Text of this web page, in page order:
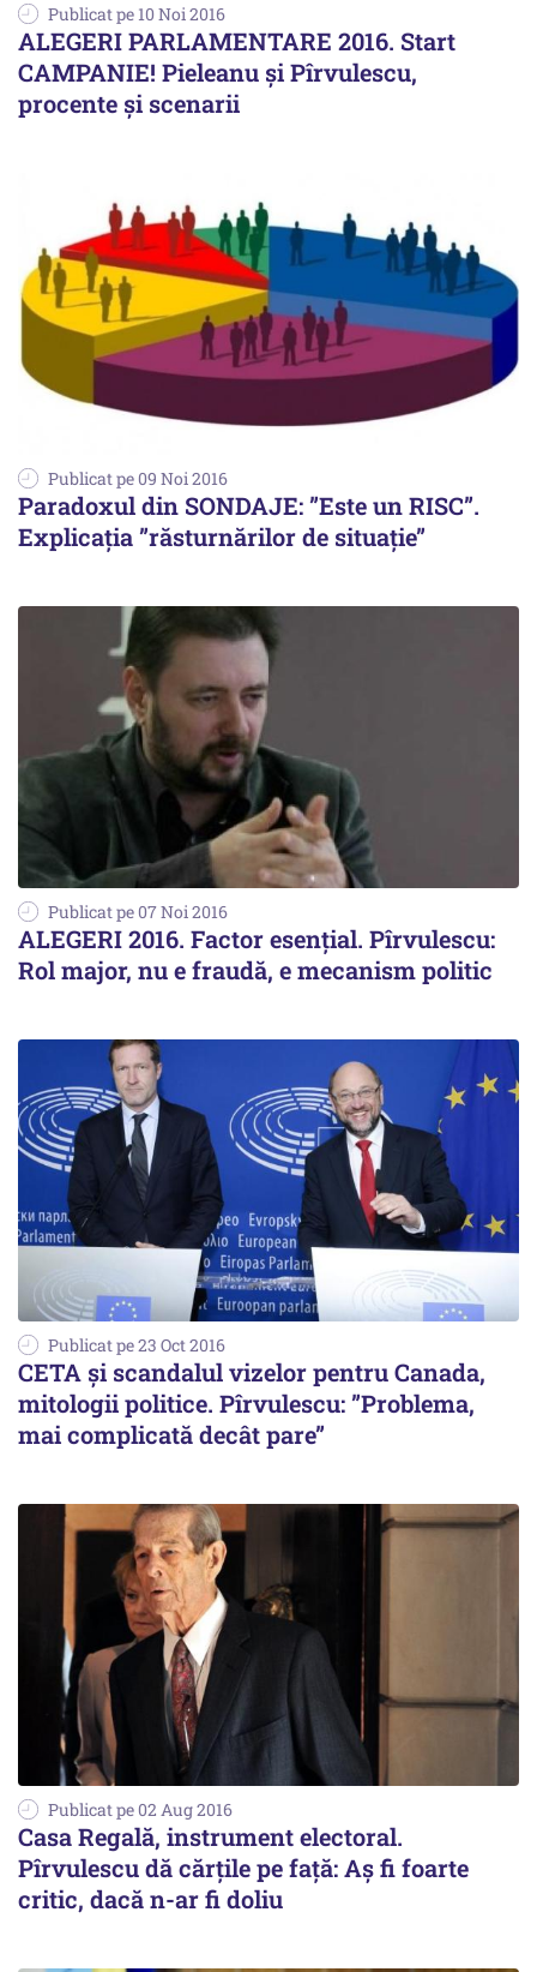
Publicat pe 10 Noi 2016
ALEGERI PARLAMENTARE 2016. Start
CAMPANIE! Pieleanu și Pîrvulescu,
procente și scenarii
Publicat pe 09 Noi 2016
Paradoxul din SONDAJE: ”Este un RISC”.
Explicația ”răsturnărilor de situație”
Publicat pe 07 Noi 2016
ALEGERI 2016. Factor esențial. Pîrvulescu:
Rol major, nu e fraudă, e mecanism politic
Publicat pe 23 Oct 2016
CETA și scandalul vizelor pentru Canada,
mitologii politice. Pîrvulescu: ”Problema,
mai complicată decât pare”
Publicat pe 02 Aug 2016
Casa Regală, instrument electoral.
Pîrvulescu dă cărțile pe față: Aș fi foarte
critic, dacă n-ar fi doliu